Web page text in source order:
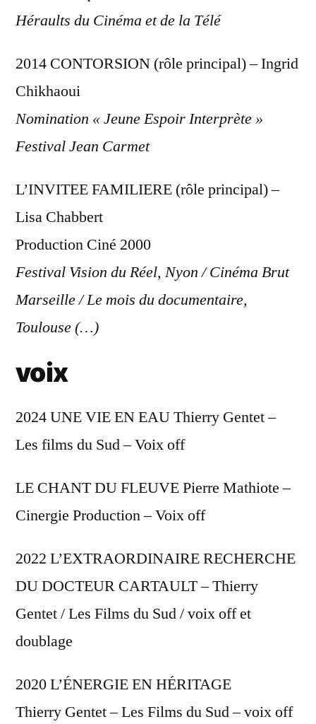
Héraults du Cinéma et de la Télé
2014 CONTORSION (rôle principal) – Ingrid
Chikhaoui
Nomination « Jeune Espoir Interprète »
Festival Jean Carmet
L’INVITEE FAMILIERE (rôle principal) –
Lisa Chabbert
Production Ciné 2000
Festival Vision du Réel, Nyon / Cinéma Brut
Marseille / Le mois du documentaire,
Toulouse (…)
voix
2024 UNE VIE EN EAU Thierry Gentet –
Les films du Sud – Voix off
LE CHANT DU FLEUVE Pierre Mathiote –
Cinergie Production – Voix off
2022 L’EXTRAORDINAIRE RECHERCHE
DU DOCTEUR CARTAULT – Thierry
Gentet / Les Films du Sud / voix off et
doublage
2020 L’ÉNERGIE EN HÉRITAGE
Thierry Gentet – Les Films du Sud – voix off